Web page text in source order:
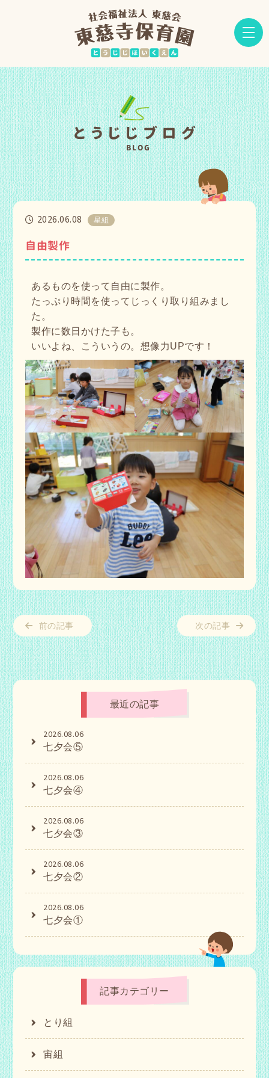
とうじじブログ
BLOG
2026.06.08 星組
自由製作
あるものを使って自由に製作。
たっぷり時間を使ってじっくり取り組みまし
た。
製作に数日かけた子も。
いいよね、こういうの。想像力UPです！
前の記事 次の記事
最近の記事
2026.08.06
七夕会⑤
2026.08.06
七夕会④
2026.08.06
七夕会③
2026.08.06
七夕会②
2026.08.06
七夕会①
記事カテゴリー
とり組
宙組